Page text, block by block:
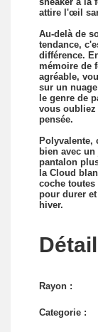
attire l'œil
Au-delà de
tendance,
différence.
mémoire de
agréable,
sur un
le genre de
vous oubliez
pensée.
Polyvalente,
bien avec
pantalon
la Cloud
coche
pour durer
hiver.
Rayon :
Categorie :